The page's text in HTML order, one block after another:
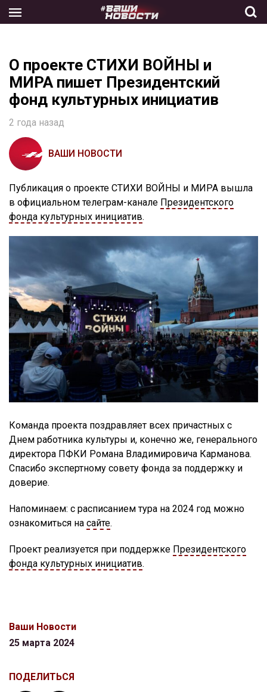
the
О проекте СТИХИ ВОЙНЫ и
МИРА пишет Президентский
фонд культурных инициатив
2 года назад
ВАШИ НОВОСТИ
Публикация о проекте СТИХИ ВОЙНЫ и МИРА вышла
в официальном телеграм-канале Президентского
фонда культурных инициатив.
Команда проекта поздравляет всех причастных с
Днем работника культуры и, конечно же, генерального
директора ПФКИ Романа Владимировича Карманова.
Спасибо экспертному совету фонда за поддержку и
доверие.
Напоминаем: с расписанием тура на 2024 год можно
ознакомиться на сайте.
Проект реализуется при поддержке Президентского
фонда культурных инициатив.
Ваши Новости
25 марта 2024
ПОДЕЛИТЬСЯ